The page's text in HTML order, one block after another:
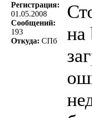
Регистрация:
01.05.2008
Сообщений:
193
Откуда: СПб
на